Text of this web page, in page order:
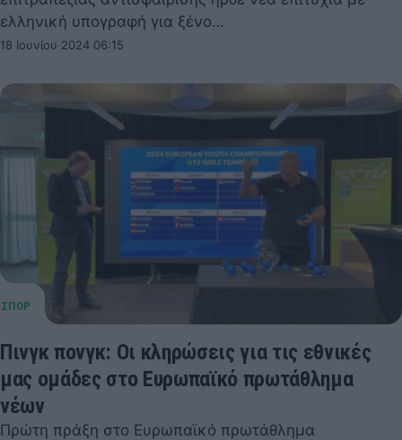
ελληνική υπογραφή για ξένο…
18 Ιουνίου 2024 06:15
Πινγκ πονγκ: Οι κληρώσεις για τις εθνικές
μας ομάδες στο Ευρωπαϊκό πρωτάθλημα
νέων
Πρώτη πράξη στο Ευρωπαϊκό πρωτάθλημα